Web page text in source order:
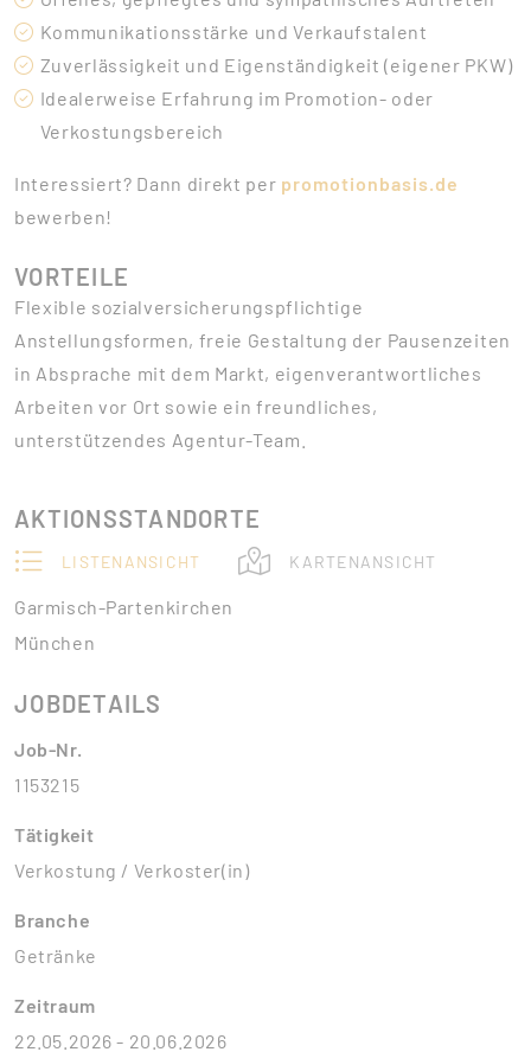
Kommunikationsstärke und Verkaufstalent
Zuverlässigkeit und Eigenständigkeit (eigener PKW)
Idealerweise Erfahrung im Promotion- oder
Verkostungsbereich
Interessiert? Dann direkt per promotionbasis.de
bewerben!
VORTEILE
Flexible sozialversicherungspflichtige
Anstellungsformen, freie Gestaltung der Pausenzeiten
in Absprache mit dem Markt, eigenverantwortliches
Arbeiten vor Ort sowie ein freundliches,
unterstützendes Agentur-Team.
AKTIONSSTANDORTE
LISTENANSICHT KARTENANSICHT
Garmisch-Partenkirchen
München
JOBDETAILS
Job-Nr.
1153215
Tätigkeit
Verkostung / Verkoster(in)
Branche
Getränke
Zeitraum
22.05.2026 - 20.06.2026